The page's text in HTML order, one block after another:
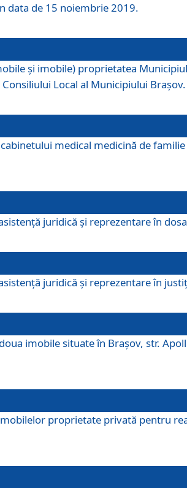
data de 15 noiembrie 2019.
și imobile) proprietatea
Local al Municipiului Brașov.
medical medicină de
juridică şi reprezentare în
juridică şi reprezentare în
imobile situate în Brașov, str.
proprietate privată pentru